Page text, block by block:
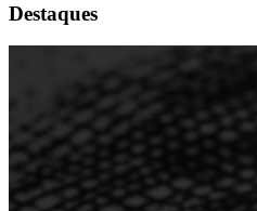
Destaques